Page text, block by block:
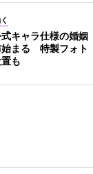
キャラ仕様の婚姻
始まる 特製フォト
も